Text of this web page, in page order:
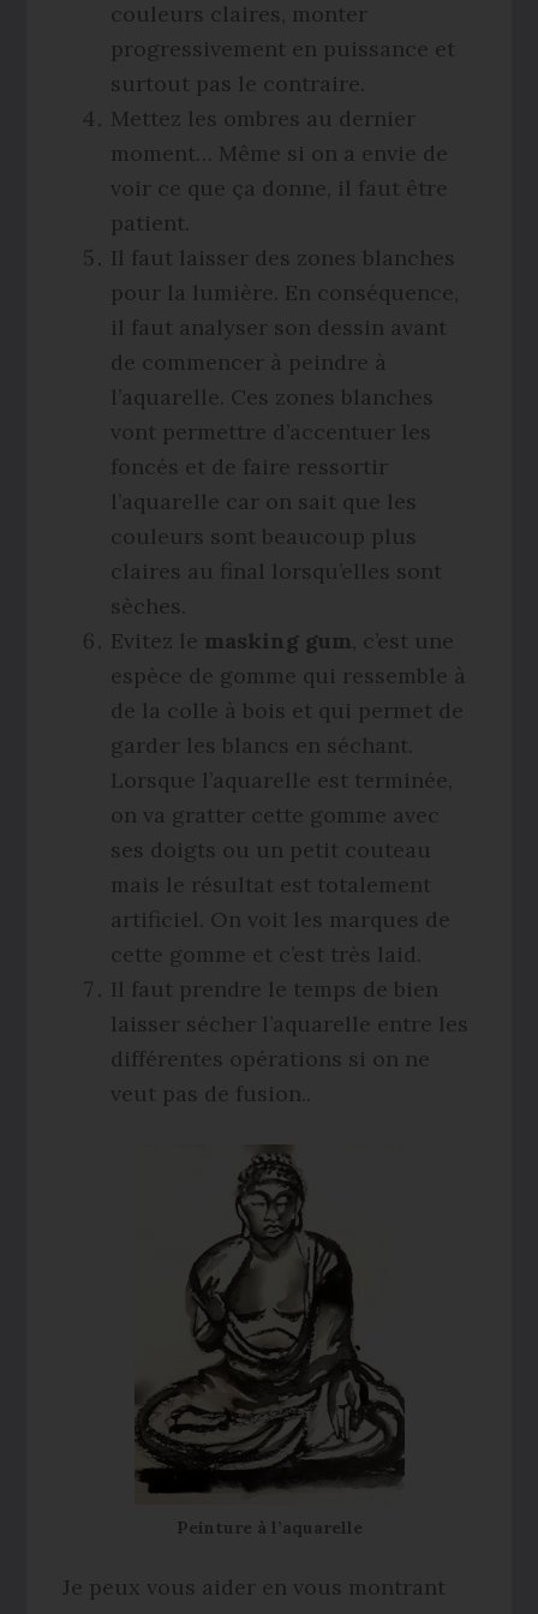
couleurs claires, monter
progressivement en puissance et
surtout pas le contraire.
Mettez les ombres au dernier
moment… Même si on a envie de
voir ce que ça donne, il faut être
patient.
Il faut laisser des zones blanches
pour la lumière. En conséquence,
il faut analyser son dessin avant
de commencer à peindre à
l’aquarelle. Ces zones blanches
vont permettre d’accentuer les
foncés et de faire ressortir
l’aquarelle car on sait que les
couleurs sont beaucoup plus
claires au final lorsqu’elles sont
sèches.
Evitez le masking gum , c’est une
espèce de gomme qui ressemble à
de la colle à bois et qui permet de
garder les blancs en séchant.
Lorsque l’aquarelle est terminée,
on va gratter cette gomme avec
ses doigts ou un petit couteau
mais le résultat est totalement
artificiel. On voit les marques de
cette gomme et c’est très laid.
Il faut prendre le temps de bien
laisser sécher l’aquarelle entre les
différentes opérations si on ne
veut pas de fusion..
Peinture à l’aquarelle
Je peux vous aider en vous montrant